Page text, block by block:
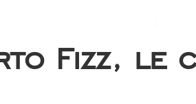
Fizz, le